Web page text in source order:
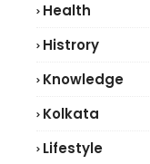
Health
Histrory
Knowledge
Kolkata
Lifestyle